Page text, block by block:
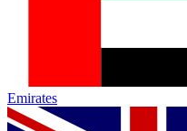
Emirates